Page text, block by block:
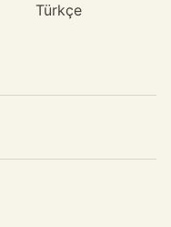
Türkçe